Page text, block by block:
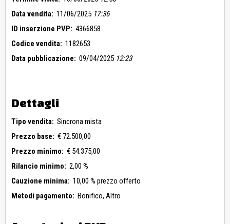
Data vendita: 11/06/2025 17:36
ID inserzione PVP: 4366858
Codice vendita: 1182653
Data pubblicazione: 09/04/2025 12:23
Dettagli
Tipo vendita: Sincrona mista
Prezzo base: € 72.500,00
Prezzo minimo: € 54.375,00
Rilancio minimo: 2,00 %
Cauzione minima: 10,00 % prezzo offerto
Metodi pagamento: Bonifico, Altro